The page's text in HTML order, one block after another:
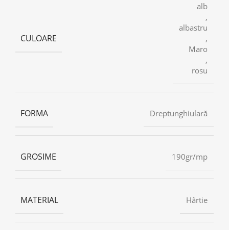
CULOARE
alb
,
albastru
,
Maro
,
rosu
FORMA Dreptunghiulară
GROSIME 190gr/mp
MATERIAL Hârtie